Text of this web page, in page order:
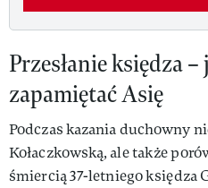
Przesłanie księdza
zapamiętać Asię
Podczas kazania duchowny
Kołaczkowską, ale także
śmiercią 37-letniego księdza